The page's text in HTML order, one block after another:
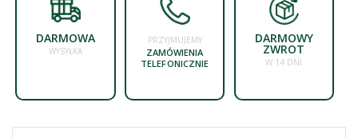
DARMOWA
WYSYŁKA
PRZYJMUJEMY
ZAMÓWIENIA
TELEFONICZNIE
DARMOWY
ZWROT
W 14 DNI